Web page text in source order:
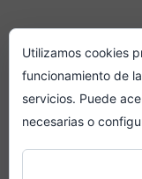
Utilizamos cookies
funcionamiento de
servicios. Puede
necesarias o